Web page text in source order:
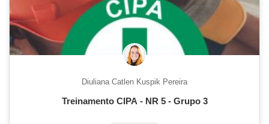
Diuliana Catlen Kuspik Pereira
Treinamento CIPA - NR 5 - Grupo 3